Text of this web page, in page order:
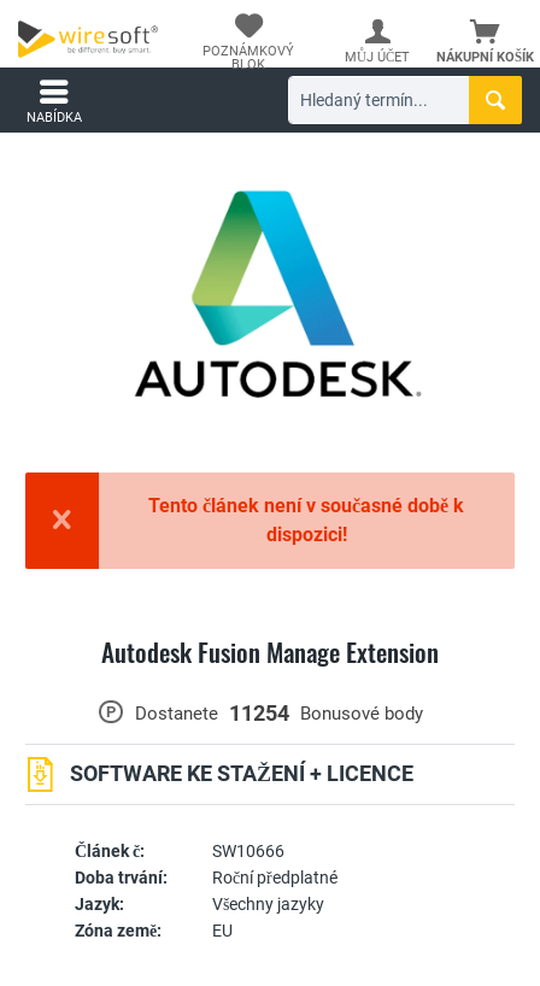
NÁKUPNÍ KOŠÍK
POZNÁMKOVÝ
BLOK
MŮJ ÚČET
NABÍDKA
Tento článek není v současné době k
dispozici!
Autodesk Fusion Manage Extension
Článek č:
SW10666
Doba trvání:
Roční předplatné
Jazyk:
Všechny jazyky
Zóna země:
EU
P Dostanete 11254 Bonusové body
SOFTWARE KE STAŽENÍ + LICENCE